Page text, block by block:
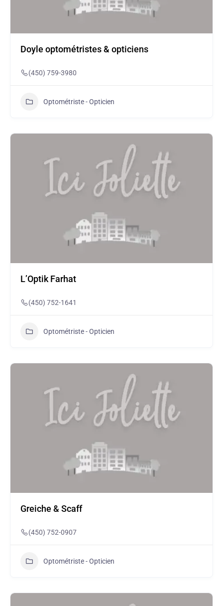
Doyle optométristes & opticiens
(450) 759-3980
Optométriste - Opticien
L’Optik Farhat
(450) 752-1641
Optométriste - Opticien
Greiche & Scaff
(450) 752-0907
Optométriste - Opticien